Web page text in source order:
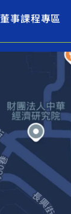
董事課程專區